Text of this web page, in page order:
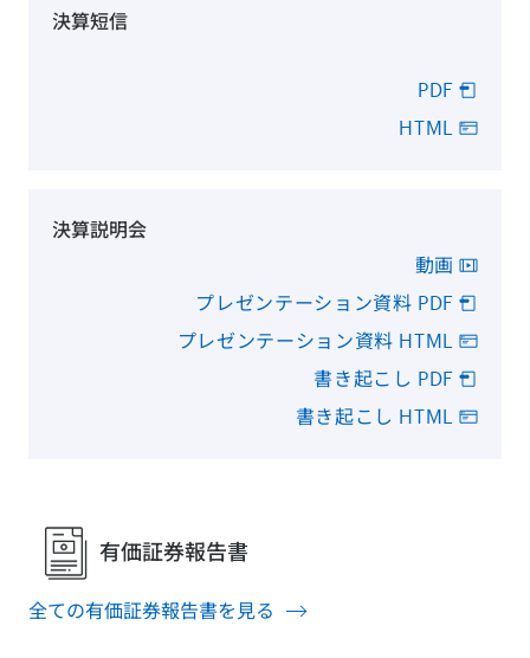
決算短信
PDF
HTML
決算説明会
動画
プレゼンテーション資料 PDF
プレゼンテーション資料 HTML
書き起こし PDF
書き起こし HTML
有価証券報告書
全ての有価証券報告書を見る